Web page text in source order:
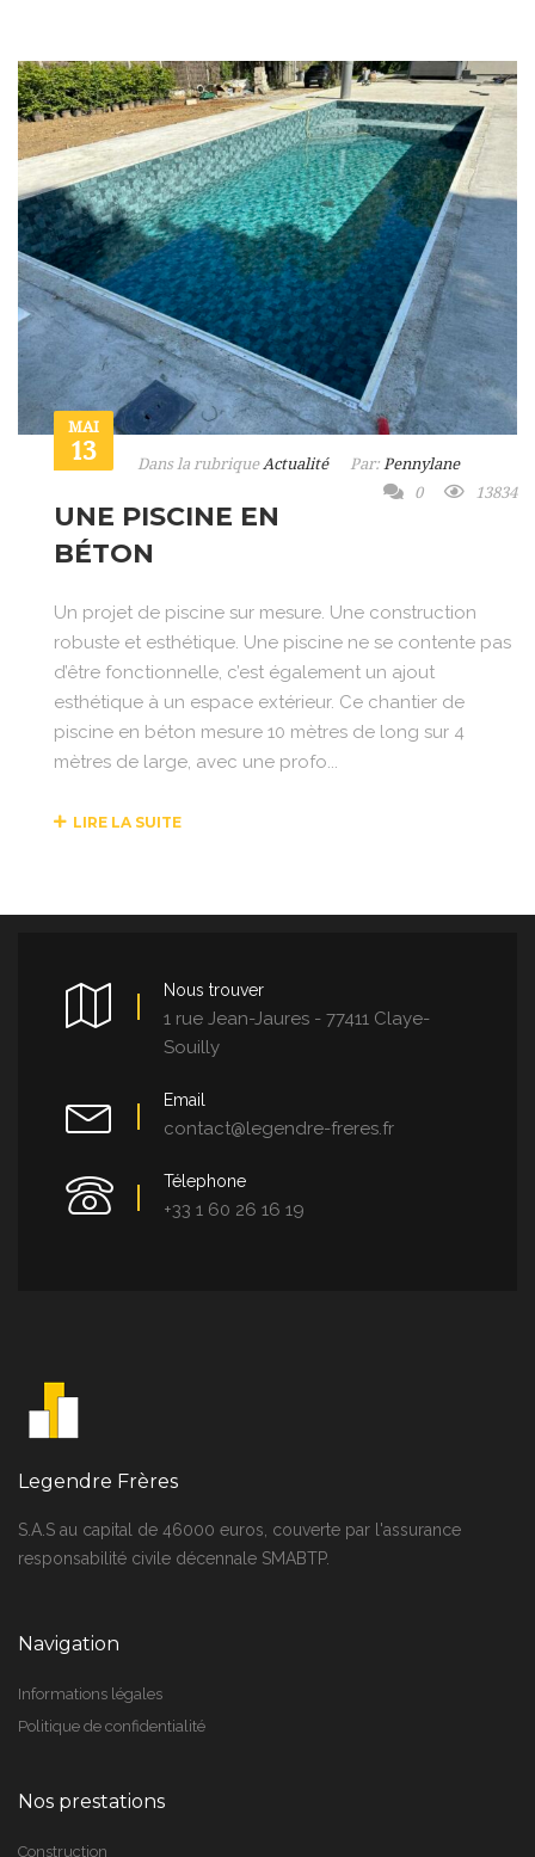
MAI
13 Dans la rubriqueActualité Par: Pennylane
0
13834
UNE PISCINE EN
BÉTON
Un projet de piscine sur mesure. Une construction
robuste et esthétique. Une piscine ne se contente pas
d’être fonctionnelle, c’est également un ajout
esthétique à un espace extérieur. Ce chantier de
piscine en béton mesure 10 mètres de long sur 4
mètres de large, avec une profo...
LIRE LA SUITE
Nous trouver
1 rue Jean-Jaures - 77411 Claye-
Souilly
Email
contact@legendre-freres.fr
Télephone
+33 1 60 26 16 19
Legendre Frères
S.A.S au capital de 46000 euros, couverte par l'assurance
responsabilité civile décennale SMABTP.
Navigation
Informations légales
Politique de confidentialité
Nos prestations
Construction